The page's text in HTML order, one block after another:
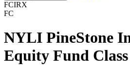
FCIRX
FC
NYLI PineStone
Equity Fund